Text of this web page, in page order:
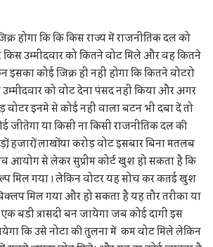
होगा कि कि किस राज्य में राजनीतिक दल को
किस उम्मीदवार को कितने वोट मिले और वह कितने
कोई जिक्र ही नहीं होगा कि कितने वोटरो
उम्मीदवार को वोट देना पंसद नहीं किया और अगर
वोटर इनमे से कोई नहीं वाला बटन भी दबा दें तो
जीतेगा या किसी ना किसी राजनीतिक दल की
हजारों, लाखों या करोड़ वोट इसबार बिना मतलब
आयोग से लेकर सुप्रीम कोर्ट खुश हो सकता है कि
मिल गया । लेकिन वोटर यह सोच कर कतई खुश
मिल गया और हो सकता है यह तौर तरीका या
बडी त्रासदी बन जायेगा जब कोई दागी इस
कि उसे नोटा की तुलना में कम वोट मिले लेकिन